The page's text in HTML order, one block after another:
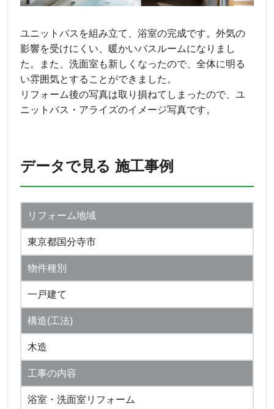
ユニットバスを組み立て、浴室の完成です。外気の
影響を受けにくい、暖かいバスルームになりまし
た。また、洗面室も新しくなったので、全体に明る
い雰囲気とすることができました。
リフォーム後の写真は取り損ねてしまったので、ユ
ニットバス・アライズのイメージ写真です。
データで見る 施工事例
リフォーム地域
東京都国分寺市
物件種別
一戸建て
構造(工法)
木造
工事の内容
浴室・洗面室リフォーム